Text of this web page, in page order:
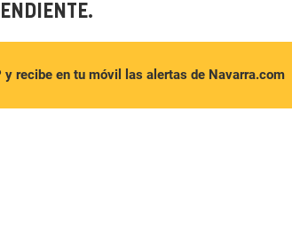
recibe en tu móvil las alertas de Navarra.com